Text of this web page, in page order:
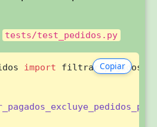
tests/test_pedidos.py
Copiar
import filtrar_pagados